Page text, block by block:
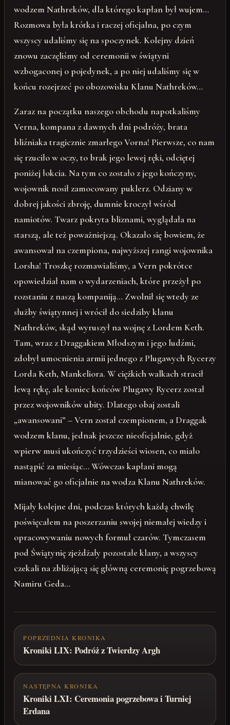
wodzem Nathreków, dla którego kapłan był wujem…
Rozmowa była krótka i raczej oficjalna, po czym
wszyscy udaliśmy się na spoczynek. Kolejny dzień
znowu zaczęliśmy od ceremonii w świątyni
wzbogaconej o pojedynek, a po niej udaliśmy się w
końcu rozejrzeć po obozowisku Klanu Nathreków…
Zaraz na początku naszego obchodu napotkaliśmy
Verna, kompana z dawnych dni podróży, brata
bliźniaka tragicznie zmarłego Vorna! Pierwsze, co nam
się rzuciło w oczy, to brak jego lewej ręki, odciętej
poniżej łokcia. Na tym co zostało z jego kończyny,
wojownik nosił zamocowany puklerz. Odziany w
dobrej jakości zbroję, dumnie kroczył wśród
namiotów. Twarz pokryta bliznami, wyglądała na
starszą, ale też poważniejszą. Okazało się bowiem, że
awansował na czempiona, najwyższej rangi wojownika
Lorsha! Troszkę rozmawialiśmy, a Vern pokrótce
opowiedział nam o wydarzeniach, które przeżył po
rozstaniu z naszą kompaniją… Zwolnił się wtedy ze
służby świątynnej i wrócił do siedziby klanu
Nathreków, skąd wyruszył na wojnę z Lordem Keth.
Tam, wraz z Draggakiem Młodszym i jego ludźmi,
zdobył umocnienia armii jednego z Plugawych Rycerzy
Lorda Keth, Mankeliora. W ciężkich walkach stracił
lewą rękę, ale koniec końców Plugawy Rycerz został
przez wojowników ubity. Dlatego obaj zostali
„awansowani” – Vern został czempionem, a Draggak
wodzem klanu, jednak jeszcze nieoficjalnie, gdyż
wpierw musi ukończyć trzydzieści wiosen, co miało
nastąpić za miesiąc… Wówczas kapłani mogą
mianować go oficjalnie na wodza Klanu Nathreków.
Mijały kolejne dni, podczas których każdą chwilę
poświęcałem na poszerzaniu swojej niemałej wiedzy i
opracowywaniu nowych formuł czarów. Tymczasem
pod Świątynię zjeżdżały pozostałe klany, a wszyscy
czekali na zbliżającą się główną ceremonię pogrzebową
Namiru Geda…
POPRZEDNIA KRONIKA
Kroniki LIX: Podróż z Twierdzy Argh
NASTĘPNA KRONIKA
Kroniki LXI: Ceremonia pogrzebowa i Turniej
Erdana